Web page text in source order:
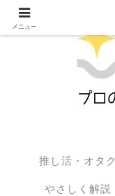
推し活・オタク
やさしく解説
メニュー